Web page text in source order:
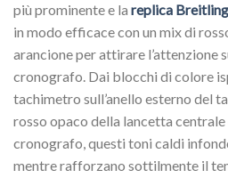
più prominente e la replica Breitling
in modo efficace con un mix di
arancione per attirare l’attenzione
cronografo. Dai blocchi di colore
tachimetro sull’anello esterno del
rosso opaco della lancetta centrale
cronografo, questi toni caldi
mentre rafforzano sottilmente il